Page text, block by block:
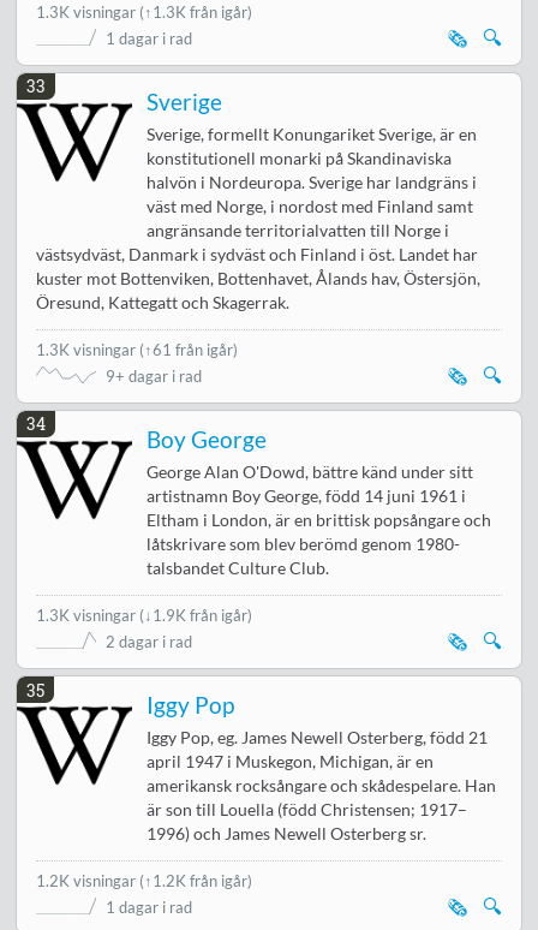
1.3K visningar (↑1.3K från igår)
1 dagar i rad
🔍
🗞️
33
Sverige
Sverige, formellt Konungariket Sverige, är en
konstitutionell monarki på Skandinaviska
halvön i Nordeuropa. Sverige har landgräns i
väst med Norge, i nordost med Finland samt
angränsande territorialvatten till Norge i
västsydväst, Danmark i sydväst och Finland i öst. Landet har
kuster mot Bottenviken, Bottenhavet, Ålands hav, Östersjön,
Öresund, Kattegatt och Skagerrak.
1.3K visningar (↑61 från igår)
9+ dagar i rad
🔍
🗞️
34
Boy George
George Alan O'Dowd, bättre känd under sitt
artistnamn Boy George, född 14 juni 1961 i
Eltham i London, är en brittisk popsångare och
låtskrivare som blev berömd genom 1980-
talsbandet Culture Club.
1.3K visningar (↓1.9K från igår)
2 dagar i rad
🔍
🗞️
35
Iggy Pop
Iggy Pop, eg. James Newell Osterberg, född 21
april 1947 i Muskegon, Michigan, är en
amerikansk rocksångare och skådespelare. Han
är son till Louella (född Christensen; 1917–
1996) och James Newell Osterberg sr.
1.2K visningar (↑1.2K från igår)
1 dagar i rad
🔍
🗞️